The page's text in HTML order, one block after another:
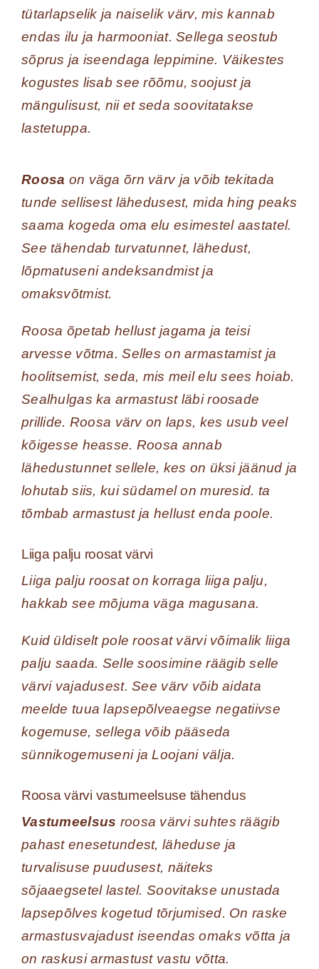
tütarlapselik ja naiselik värv, mis kannab
endas ilu ja harmooniat. Sellega seostub
sõprus ja iseendaga leppimine. Väikestes
kogustes lisab see rõõmu, soojust ja
mängulisust, nii et seda soovitatakse
lastetuppa.
Roosa on väga õrn värv ja võib tekitada
tunde sellisest lähedusest, mida hing peaks
saama kogeda oma elu esimestel aastatel.
See tähendab turvatunnet, lähedust,
lõpmatuseni andeksandmist ja
omaksvõtmist.
Roosa õpetab hellust jagama ja teisi
arvesse võtma. Selles on armastamist ja
hoolitsemist, seda, mis meil elu sees hoiab.
Sealhulgas ka armastust läbi roosade
prillide. Roosa värv on laps, kes usub veel
kõigesse heasse. Roosa annab
lähedustunnet sellele, kes on üksi jäänud ja
lohutab siis, kui südamel on muresid. ta
tõmbab armastust ja hellust enda poole.
Liiga palju roosat värvi
Liiga palju roosat on korraga liiga palju,
hakkab see mõjuma väga magusana.
Kuid üldiselt pole roosat värvi võimalik liiga
palju saada. Selle soosimine räägib selle
värvi vajadusest. See värv võib aidata
meelde tuua lapsepõlveaegse negatiivse
kogemuse, sellega võib pääseda
sünnikogemuseni ja Loojani välja.
Roosa värvi vastumeelsuse tähendus
Vastumeelsus roosa värvi suhtes räägib
pahast enesetundest, läheduse ja
turvalisuse puudusest, näiteks
sõjaaegsetel lastel. Soovitakse unustada
lapsepõlves kogetud tõrjumised. On raske
armastusvajadust iseendas omaks võtta ja
on raskusi armastust vastu võtta.